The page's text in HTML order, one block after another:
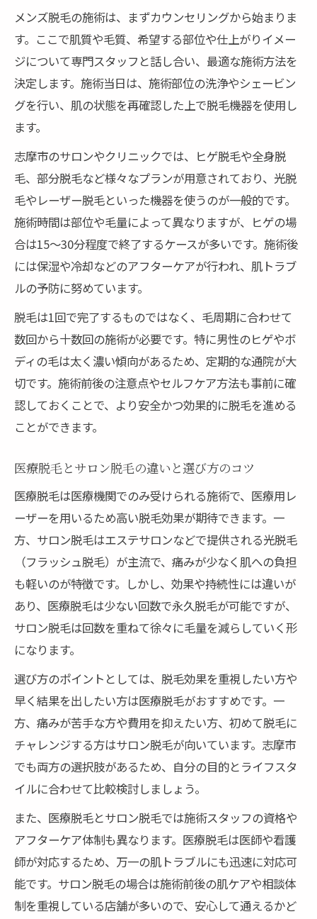
メンズ脱毛の施術は、まずカウンセリングから始まりま
す。ここで肌質や毛質、希望する部位や仕上がりイメー
ジについて専門スタッフと話し合い、最適な施術方法を
決定します。施術当日は、施術部位の洗浄やシェービン
グを行い、肌の状態を再確認した上で脱毛機器を使用し
ます。
志摩市のサロンやクリニックでは、ヒゲ脱毛や全身脱
毛、部分脱毛など様々なプランが用意されており、光脱
毛やレーザー脱毛といった機器を使うのが一般的です。
施術時間は部位や毛量によって異なりますが、ヒゲの場
合は15～30分程度で終了するケースが多いです。施術後
には保湿や冷却などのアフターケアが行われ、肌トラブ
ルの予防に努めています。
脱毛は1回で完了するものではなく、毛周期に合わせて
数回から十数回の施術が必要です。特に男性のヒゲやボ
ディの毛は太く濃い傾向があるため、定期的な通院が大
切です。施術前後の注意点やセルフケア方法も事前に確
認しておくことで、より安全かつ効果的に脱毛を進める
ことができます。
医療脱毛とサロン脱毛の違いと選び方のコツ
医療脱毛は医療機関でのみ受けられる施術で、医療用レ
ーザーを用いるため高い脱毛効果が期待できます。一
方、サロン脱毛はエステサロンなどで提供される光脱毛
（フラッシュ脱毛）が主流で、痛みが少なく肌への負担
も軽いのが特徴です。しかし、効果や持続性には違いが
あり、医療脱毛は少ない回数で永久脱毛が可能ですが、
サロン脱毛は回数を重ねて徐々に毛量を減らしていく形
になります。
選び方のポイントとしては、脱毛効果を重視したい方や
早く結果を出したい方は医療脱毛がおすすめです。一
方、痛みが苦手な方や費用を抑えたい方、初めて脱毛に
チャレンジする方はサロン脱毛が向いています。志摩市
でも両方の選択肢があるため、自分の目的とライフスタ
イルに合わせて比較検討しましょう。
また、医療脱毛とサロン脱毛では施術スタッフの資格や
アフターケア体制も異なります。医療脱毛は医師や看護
師が対応するため、万一の肌トラブルにも迅速に対応可
能です。サロン脱毛の場合は施術前後の肌ケアや相談体
制を重視している店舗が多いので、安心して通えるかど